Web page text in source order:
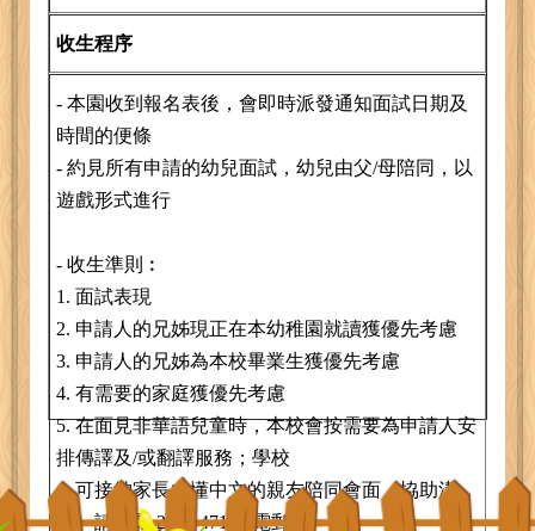
收生程序
- 本園收到報名表後，會即時派發通知面試日期及
時間的便條
- 約見所有申請的幼兒面試，幼兒由父/母陪同，以
遊戲形式進行
- 收生準則︰
1. 面試表現
2. 申請人的兄姊現正在本幼稚園就讀獲優先考慮
3. 申請人的兄姊為本校畢業生獲優先考慮
4. 有需要的家庭獲優先考慮
5. 在面見非華語兒童時，本校會按需要為申請人安
排傳譯及/或翻譯服務；學校
可接納家長由懂中文的親友陪同會面，協助溝
通。請致電 2720 4718 / 電郵